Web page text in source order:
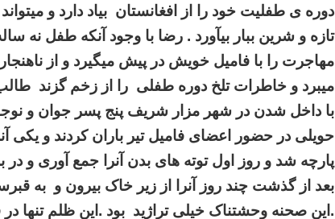
دوره ی طفلیت خود را از افغانستان بیاد دارد و
تازه و شرین ببار بیآورد . رضا با وجود آنکه طفل نه
مهاجرت را با فامیل خویش در پیش میگیرد و از
میبرد و خاطرات تلخ دوره طفلی را از زخم گزند طالب
با داخل شدن در شهر مزار شریف پنج پسر جوان و
حویلی در حضور اعضای فامیل تیر باران کردند و یکی
پارچه شد و روز اول توته های بدن آنرا جمع آوری و
بعد از گذشت چند روز آنرا از زیر خاک بیرون و به
.این صحنه وحشتناک خیلی تراژید بود .این ظلم تنها در